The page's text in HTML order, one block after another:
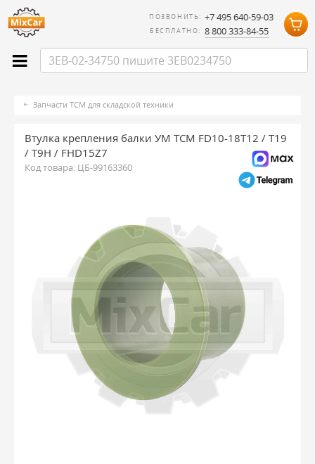
ПОЗВОНИТЬ: +7 495 640-59-03
БЕСПЛАТНО: 8 800 333-84-55
Запчасти TCM для складской техники
Втулка крепления балки УМ TCM FD10-18T12 / T19
/ T9H / FHD15Z7
Код товара: ЦБ-99163360